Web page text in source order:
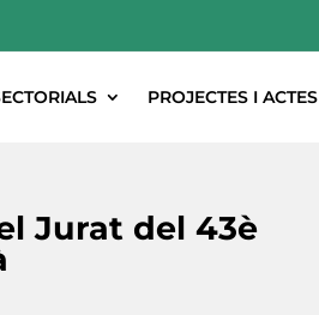
PROJECTES I ACTES
Jurat del 43è